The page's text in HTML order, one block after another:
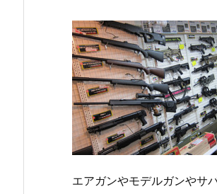
エアガンやモデルガンやサ